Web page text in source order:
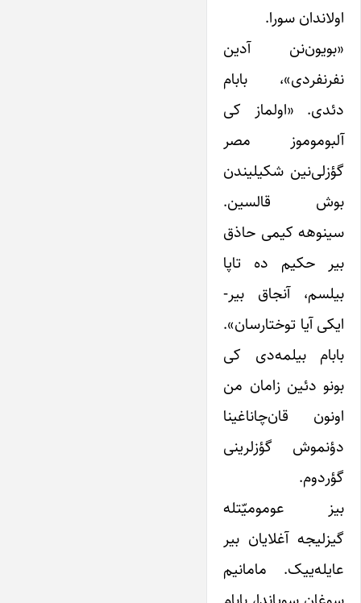
اولاندان سورا.
«بویون‌نن آدین
نفرنفردی»، بابام
دئدی. «اولماز کی
آلبوموموز مصر
گؤزلی‌نین شکیلیندن
بوش قالسین.
سینوهه ‌کیمی حاذق
بیر حکیم ده تاپا
بیلسم‌، آنجاق بیر-
ایکی آیا توختارسان».
بابام بیلمه‌دی کی
بونو دئین زامان من
اونون قان‌چاناغینا
دؤنموش گؤزلرینی
گؤردوم.
بیز عومومیّتله
گیزلیجه آغلایان بیر
عایله‌ییک. مامانیم